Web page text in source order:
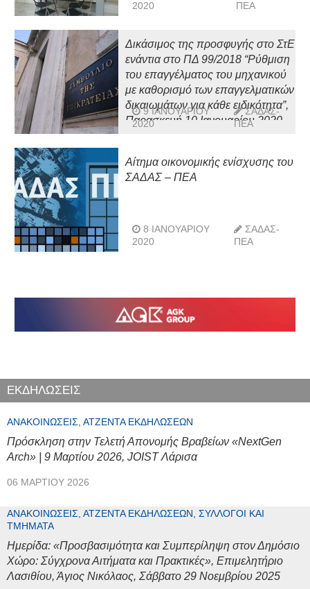
2020
ΠΕΑ
Δικάσιμος της προσφυγής στο ΣτΕ
ενάντια στο ΠΔ 99/2018 “Ρύθμιση
του επαγγέλματος του μηχανικού
με καθορισμό των επαγγελματικών
δικαιωμάτων για κάθε ειδικότητα”,
Παρασκευή 10 Ιανουαρίου 2020
9 ΙΑΝΟΥΑΡΊΟΥ
2020
ΣΑΔΑΣ-
ΠΕΑ
Αίτημα οικονομικής ενίσχυσης του
ΣΑΔΑΣ – ΠΕΑ
8 ΙΑΝΟΥΑΡΊΟΥ
2020
ΣΑΔΑΣ-
ΠΕΑ
ΕΚΔΗΛΩΣΕΙΣ
ΑΝΑΚΟΙΝΏΣΕΙΣ, ΑΤΖΈΝΤΑ ΕΚΔΗΛΏΣΕΩΝ
Πρόσκληση στην Τελετή Απονομής Βραβείων «NextGen
Arch» | 9 Μαρτίου 2026, JOIST Λάρισα
06 ΜΑΡΤΊΟΥ 2026
ΑΝΑΚΟΙΝΏΣΕΙΣ, ΑΤΖΈΝΤΑ ΕΚΔΗΛΏΣΕΩΝ, ΣΎΛΛΟΓΟΙ ΚΑΙ
ΤΜΉΜΑΤΑ
Ημερίδα: «Προσβασιμότητα και Συμπερίληψη στον Δημόσιο
Χώρο: Σύγχρονα Αιτήματα και Πρακτικές», Επιμελητήριο
Λασιθίου, Άγιος Νικόλαος, Σάββατο 29 Νοεμβρίου 2025